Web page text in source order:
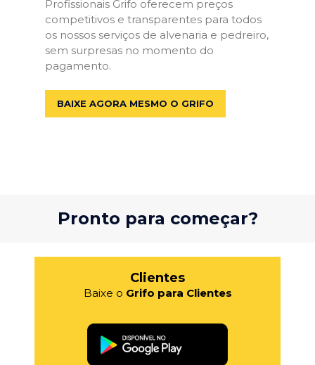
Profissionais Grifo oferecem preços
competitivos e transparentes para todos
os nossos serviços de alvenaria e pedreiro,
sem surpresas no momento do
pagamento.
BAIXE AGORA MESMO O GRIFO
Pronto para começar?
Clientes
Baixe o Grifo para Clientes